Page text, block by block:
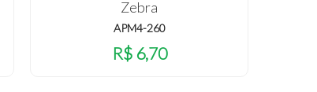
Zebra
APM4-260
R$ 6,70